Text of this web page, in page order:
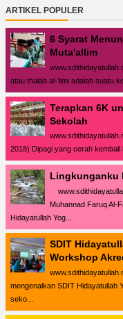
ARTIKEL POPULER
6 Syarat
Muta'allim
atau thalab al-’ilmi adalah suatu
Terapkan 6K
Sekolah
2018) Dipagi yang cerah
Lingkunganku
Muhannad Faruq Al-
Hidayatullah Yog...
SDIT
Workshop
mengenalkan SDIT Hidayatullah
seko...